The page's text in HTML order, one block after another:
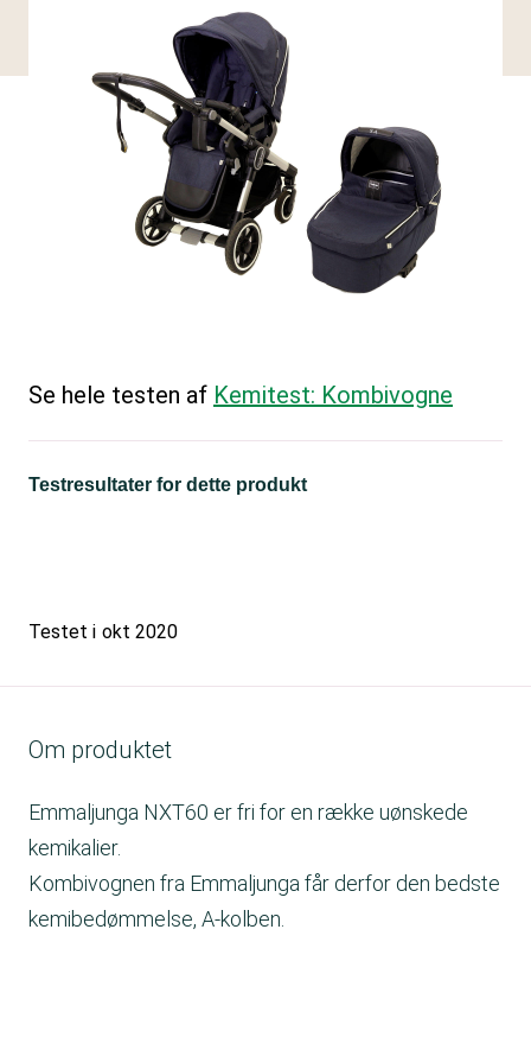
Se hele testen af Kemitest: Kombivogne
Testresultater for dette produkt
Testet i okt 2020
Om produktet
Emmaljunga NXT60 er fri for en række uønskede
kemikalier.
Kombivognen fra Emmaljunga får derfor den bedste
kemibedømmelse, A-kolben.